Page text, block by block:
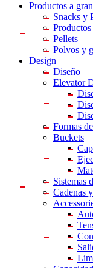
Productos a
Snacks y
Pellets
Polvos y
Design
Diseño
Elevator
Formas
Buckets
Sistemas
Cadenas